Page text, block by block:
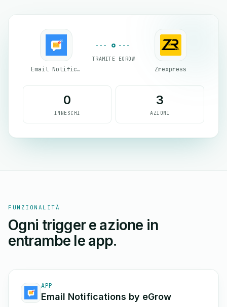
Email Notifications by eGrow
TRAMITE EGROW
Zrexpress
0
INNESCHI
3
AZIONI
FUNZIONALITÀ
Ogni trigger e azione in
entrambe le app.
APP
Email Notifications by eGrow